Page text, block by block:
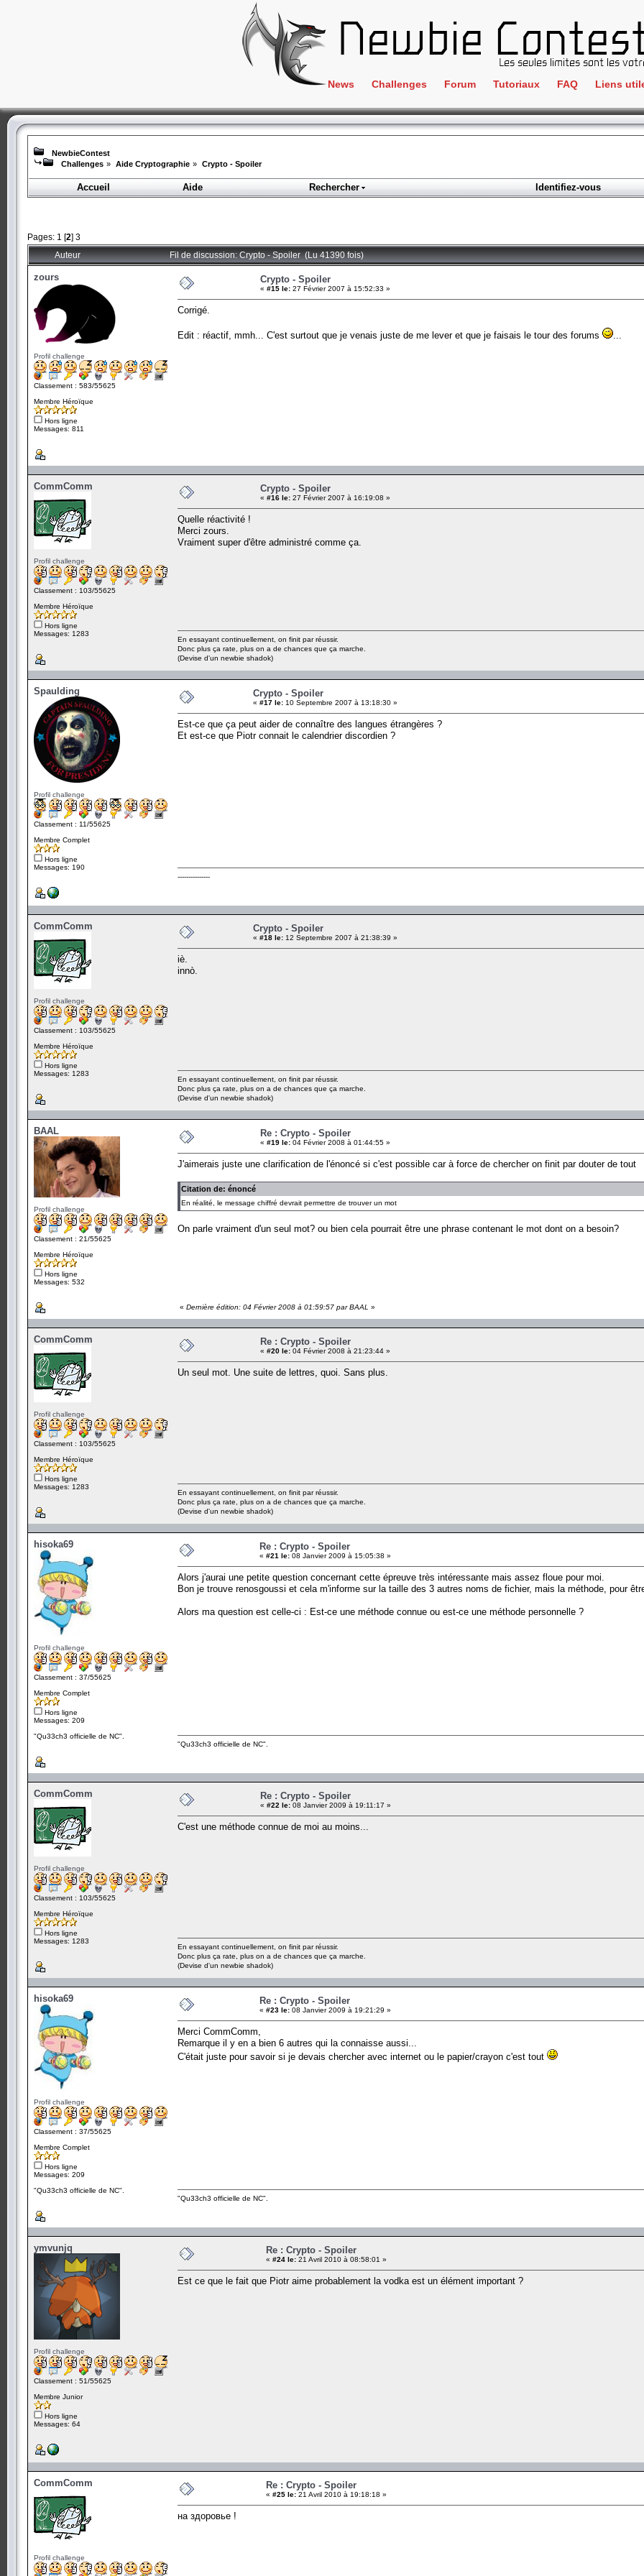
News Challenges
Crackme
ClientSide
Forensics
Programmation
Wargame
Forum Tutoriaux FAQ Liens
IRC
NewbieContest
Challenges » Aide Cryptographie » Crypto - Spoiler
Accueil
Aide Rechercher Identifiez-vous
Pages: 1 [2] 3
Auteur Fil de discussion: Crypto - Spoiler (Lu 41390 fois)
zours
Profil challenge
Classement : 583/55625
Membre Héroïque
Hors ligne
Messages: 811
Crypto - Spoiler
« #15 le: 27 Février 2007 à 15:52:33 »
Corrigé.
Edit : réactif, mmh... C'est surtout que je venais juste de me lever et que je faisais le tour des forums
CommComm
Profil challenge
Classement : 103/55625
Membre Héroïque
Hors ligne
Messages: 1283
Crypto - Spoiler
« #16 le: 27 Février 2007 à 16:19:08 »
Quelle réactivité !
Merci zours.
Vraiment super d'être administré comme ça.
En essayant continuellement, on finit par réussir.
Donc plus ça rate, plus on a de chances que ça marche.
(Devise d'un newbie shadok)
Spaulding
Profil challenge
Classement : 11/55625
Membre Complet
Hors ligne
Messages: 190
Crypto - Spoiler
« #17 le: 10 Septembre 2007 à 13:18:30 »
Est-ce que ça peut aider de connaître des langues étrangères ?
Et est-ce que Piotr connait le calendrier discordien ?
---------------
CommComm
Profil challenge
Classement : 103/55625
Membre Héroïque
Hors ligne
Messages: 1283
Crypto - Spoiler
« #18 le: 12 Septembre 2007 à 21:38:39 »
iè.
innò.
En essayant continuellement, on finit par réussir.
Donc plus ça rate, plus on a de chances que ça marche.
(Devise d'un newbie shadok)
BAAL
Profil challenge
Classement : 21/55625
Membre Héroïque
Hors ligne
Messages: 532
Re : Crypto - Spoiler
« #19 le: 04 Février 2008 à 01:44:55 »
J'aimerais juste une clarification de l'énoncé si c'est possible car à force de chercher on finit par douter de tout
Citation de: énoncé
En réalité, le message chiffré devrait permettre de trouver un mot
On parle vraiment d'un seul mot? ou bien cela pourrait être une phrase contenant le mot dont on a besoin?
« Dernière édition: 04 Février 2008 à 01:59:57 par BAAL »
CommComm
Profil challenge
Classement : 103/55625
Membre Héroïque
Hors ligne
Messages: 1283
Re : Crypto - Spoiler
« #20 le: 04 Février 2008 à 21:23:44 »
Un seul mot. Une suite de lettres, quoi. Sans plus.
En essayant continuellement, on finit par réussir.
Donc plus ça rate, plus on a de chances que ça marche.
(Devise d'un newbie shadok)
hisoka69
Profil challenge
Classement : 37/55625
Membre Complet
Hors ligne
Messages: 209
"Qu33ch3 officielle de NC".
Re : Crypto - Spoiler
« #21 le: 08 Janvier 2009 à 15:05:38 »
Alors j'aurai une petite question concernant cette épreuve très intéressante mais assez floue pour moi.
Bon je trouve renosgoussi et cela m'informe sur la taille des 3 autres noms de fichier, mais la méthode, pour
Alors ma question est celle-ci : Est-ce une méthode connue ou est-ce une méthode personnelle ?
"Qu33ch3 officielle de NC".
CommComm
Profil challenge
Classement : 103/55625
Membre Héroïque
Hors ligne
Messages: 1283
Re : Crypto - Spoiler
« #22 le: 08 Janvier 2009 à 19:11:17 »
C'est une méthode connue de moi au moins...
En essayant continuellement, on finit par réussir.
Donc plus ça rate, plus on a de chances que ça marche.
(Devise d'un newbie shadok)
hisoka69
Profil challenge
Classement : 37/55625
Membre Complet
Hors ligne
Messages: 209
"Qu33ch3 officielle de NC".
Re : Crypto - Spoiler
« #23 le: 08 Janvier 2009 à 19:21:29 »
Merci CommComm,
Remarque il y en a bien 6 autres qui la connaisse aussi...
C'était juste pour savoir si je devais chercher avec internet ou le papier/crayon c'est tout
"Qu33ch3 officielle de NC".
ymvunjq
Profil challenge
Classement : 51/55625
Membre Junior
Hors ligne
Messages: 64
Re : Crypto - Spoiler
« #24 le: 21 Avril 2010 à 08:58:01 »
Est ce que le fait que Piotr aime probablement la vodka est un élément important ?
CommComm
Profil challenge
Re : Crypto - Spoiler
« #25 le: 21 Avril 2010 à 19:18:18 »
на здоровье !